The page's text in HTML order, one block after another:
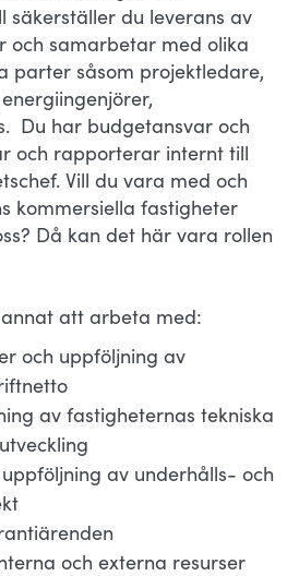
säkerställer du leverans av
och samarbetar med olika
parter såsom projektledare,
Du har budgetansvar och
och rapporterar internt till
Vill du vara med och
kommersiella fastigheter
Då kan det här vara rollen
att arbeta med:
och uppföljning av
av fastigheternas tekniska
av underhålls- och
och externa resurser